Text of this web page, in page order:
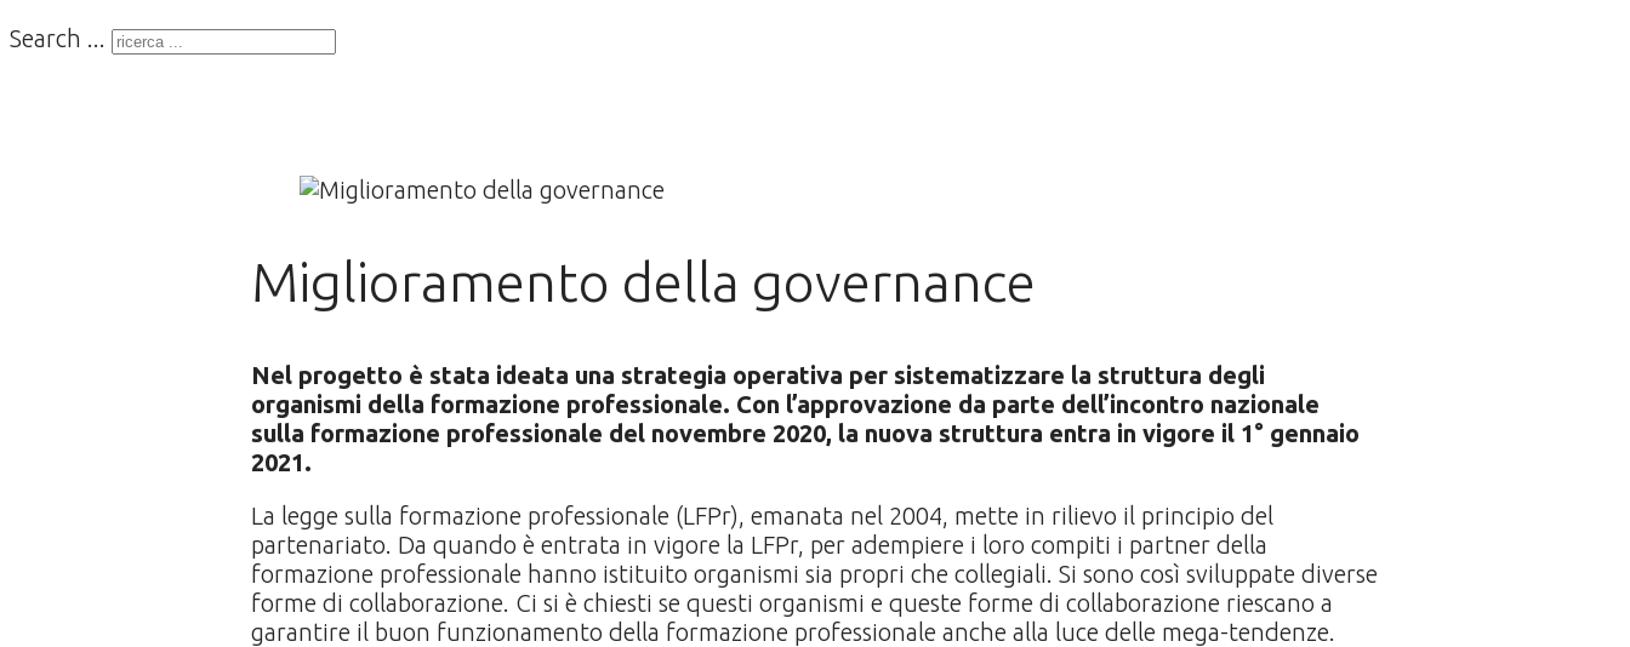
Search ...
Miglioramento della governance
Nel progetto è stata ideata una strategia operativa per sistematizzare la struttura degli
organismi della formazione professionale. Con l’approvazione da parte dell’incontro nazionale
sulla formazione professionale del novembre 2020, la nuova struttura entra in vigore il 1° gennaio
2021.
La legge sulla formazione professionale (LFPr), emanata nel 2004, mette in rilievo il principio del
partenariato. Da quando è entrata in vigore la LFPr, per adempiere i loro compiti i partner della
formazione professionale hanno istituito organismi sia propri che collegiali. Si sono così sviluppate diverse
forme di collaborazione. Ci si è chiesti se questi organismi e queste forme di collaborazione riescano a
garantire il buon funzionamento della formazione professionale anche alla luce delle mega-tendenze.